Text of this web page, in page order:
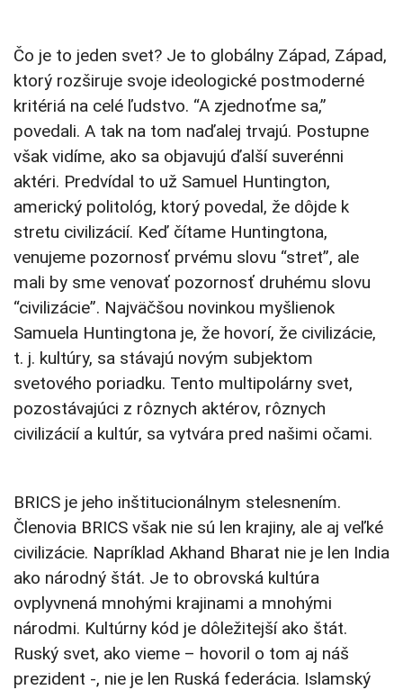
Čo je to jeden svet? Je to globálny Západ, Západ,
ktorý rozširuje svoje ideologické postmoderné
kritériá na celé ľudstvo. “A zjednoťme sa,”
povedali. A tak na tom naďalej trvajú. Postupne
však vidíme, ako sa objavujú ďalší suverénni
aktéri. Predvídal to už Samuel Huntington,
americký politológ, ktorý povedal, že dôjde k
stretu civilizácií. Keď čítame Huntingtona,
venujeme pozornosť prvému slovu “stret”, ale
mali by sme venovať pozornosť druhému slovu
“civilizácie”. Najväčšou novinkou myšlienok
Samuela Huntingtona je, že hovorí, že civilizácie,
t. j. kultúry, sa stávajú novým subjektom
svetového poriadku. Tento multipolárny svet,
pozostávajúci z rôznych aktérov, rôznych
civilizácií a kultúr, sa vytvára pred našimi očami.
BRICS je jeho inštitucionálnym stelesnením.
Členovia BRICS však nie sú len krajiny, ale aj veľké
civilizácie. Napríklad Akhand Bharat nie je len India
ako národný štát. Je to obrovská kultúra
ovplyvnená mnohými krajinami a mnohými
národmi. Kultúrny kód je dôležitejší ako štát.
Ruský svet, ako vieme – hovoril o tom aj náš
prezident -, nie je len Ruská federácia. Islamský